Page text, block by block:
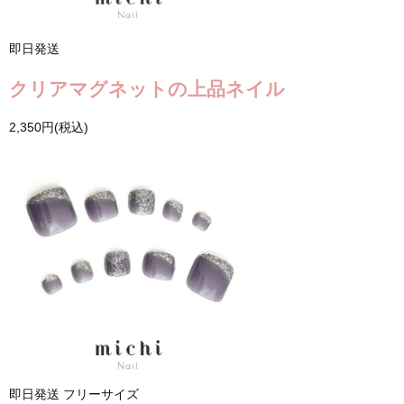
即日発送
クリアマグネットの上品ネイル
2,350円(税込)
即日発送 フリーサイズ